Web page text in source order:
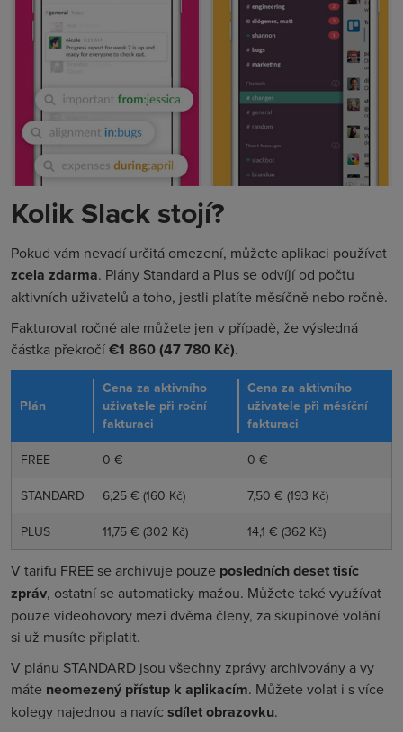
Kolik Slack stojí?
Pokud vám nevadí určitá omezení, můžete aplikaci používat
zcela zdarma. Plány Standard a Plus se odvíjí od počtu
aktivních uživatelů a toho, jestli platíte měsíčně nebo ročně.
Fakturovat ročně ale můžete jen v případě, že výsledná
částka překročí€1 860 (47 780 Kč).
Plán
Cena za aktivního
uživatele při roční
fakturaci
Cena za aktivního
uživatele při měsíční
fakturaci
FREE
0 €
0 €
STANDARD
6,25 € (160 Kč)
7,50 € (193 Kč)
PLUS
11,75 € (302 Kč) 14,1 € (362 Kč)
V tarifu FREE se archivuje pouze posledních deset tisíc
zpráv, ostatní se automaticky mažou. Můžete také využívat
pouze videohovory mezi dvěma členy, za skupinové volání
si už musíte připlatit.
V plánu STANDARD jsou všechny zprávy archivovány a vy
máte neomezený přístup k aplikacím. Můžete volat i s více
kolegy najednou a navíc sdílet obrazovku.